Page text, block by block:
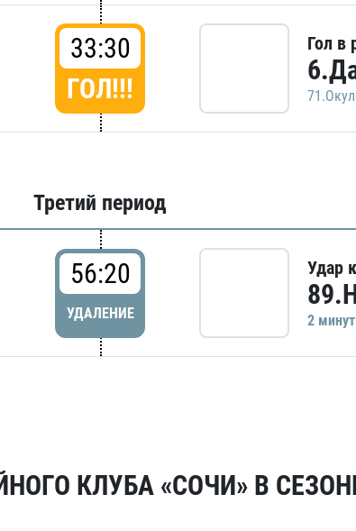
33:30
ГОЛ!!!
Гол в
Третий период
56:20
УДАЛЕНИЕ
Удар
2
КЛУБА «СОЧИ» В